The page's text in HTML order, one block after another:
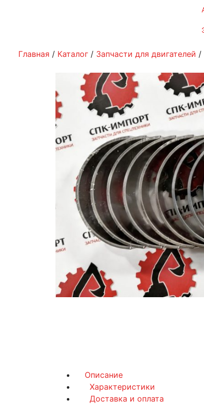
Главная / Каталог / Запчасти для двигателей /
Описание
Характеристики
Доставка и оплата